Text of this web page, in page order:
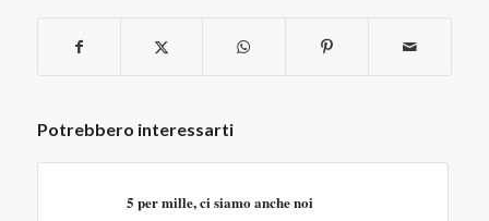
Potrebbero interessarti
5 per mille, ci siamo anche noi